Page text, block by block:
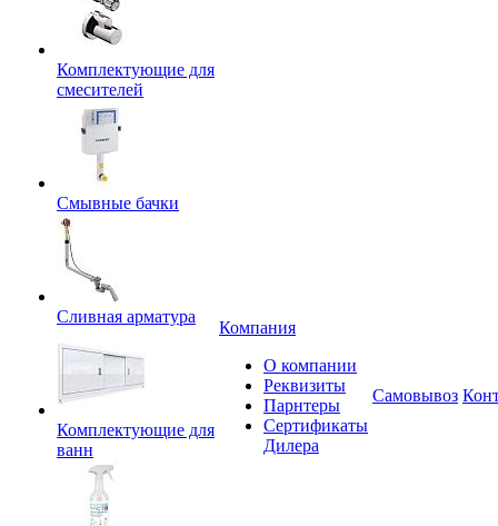
Комплектующие для
смесителей
Смывные бачки
Сливная арматура
Комплектующие для
ванн
Компания
О компании
Реквизиты
Парнтеры
Сертификаты
Дилера
Самовывоз